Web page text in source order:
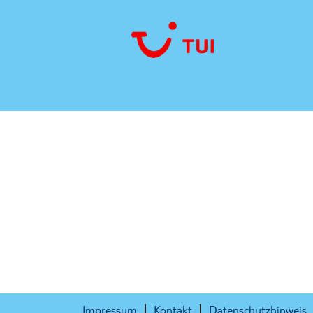
Impressum Kontakt Datenschutzhinweis